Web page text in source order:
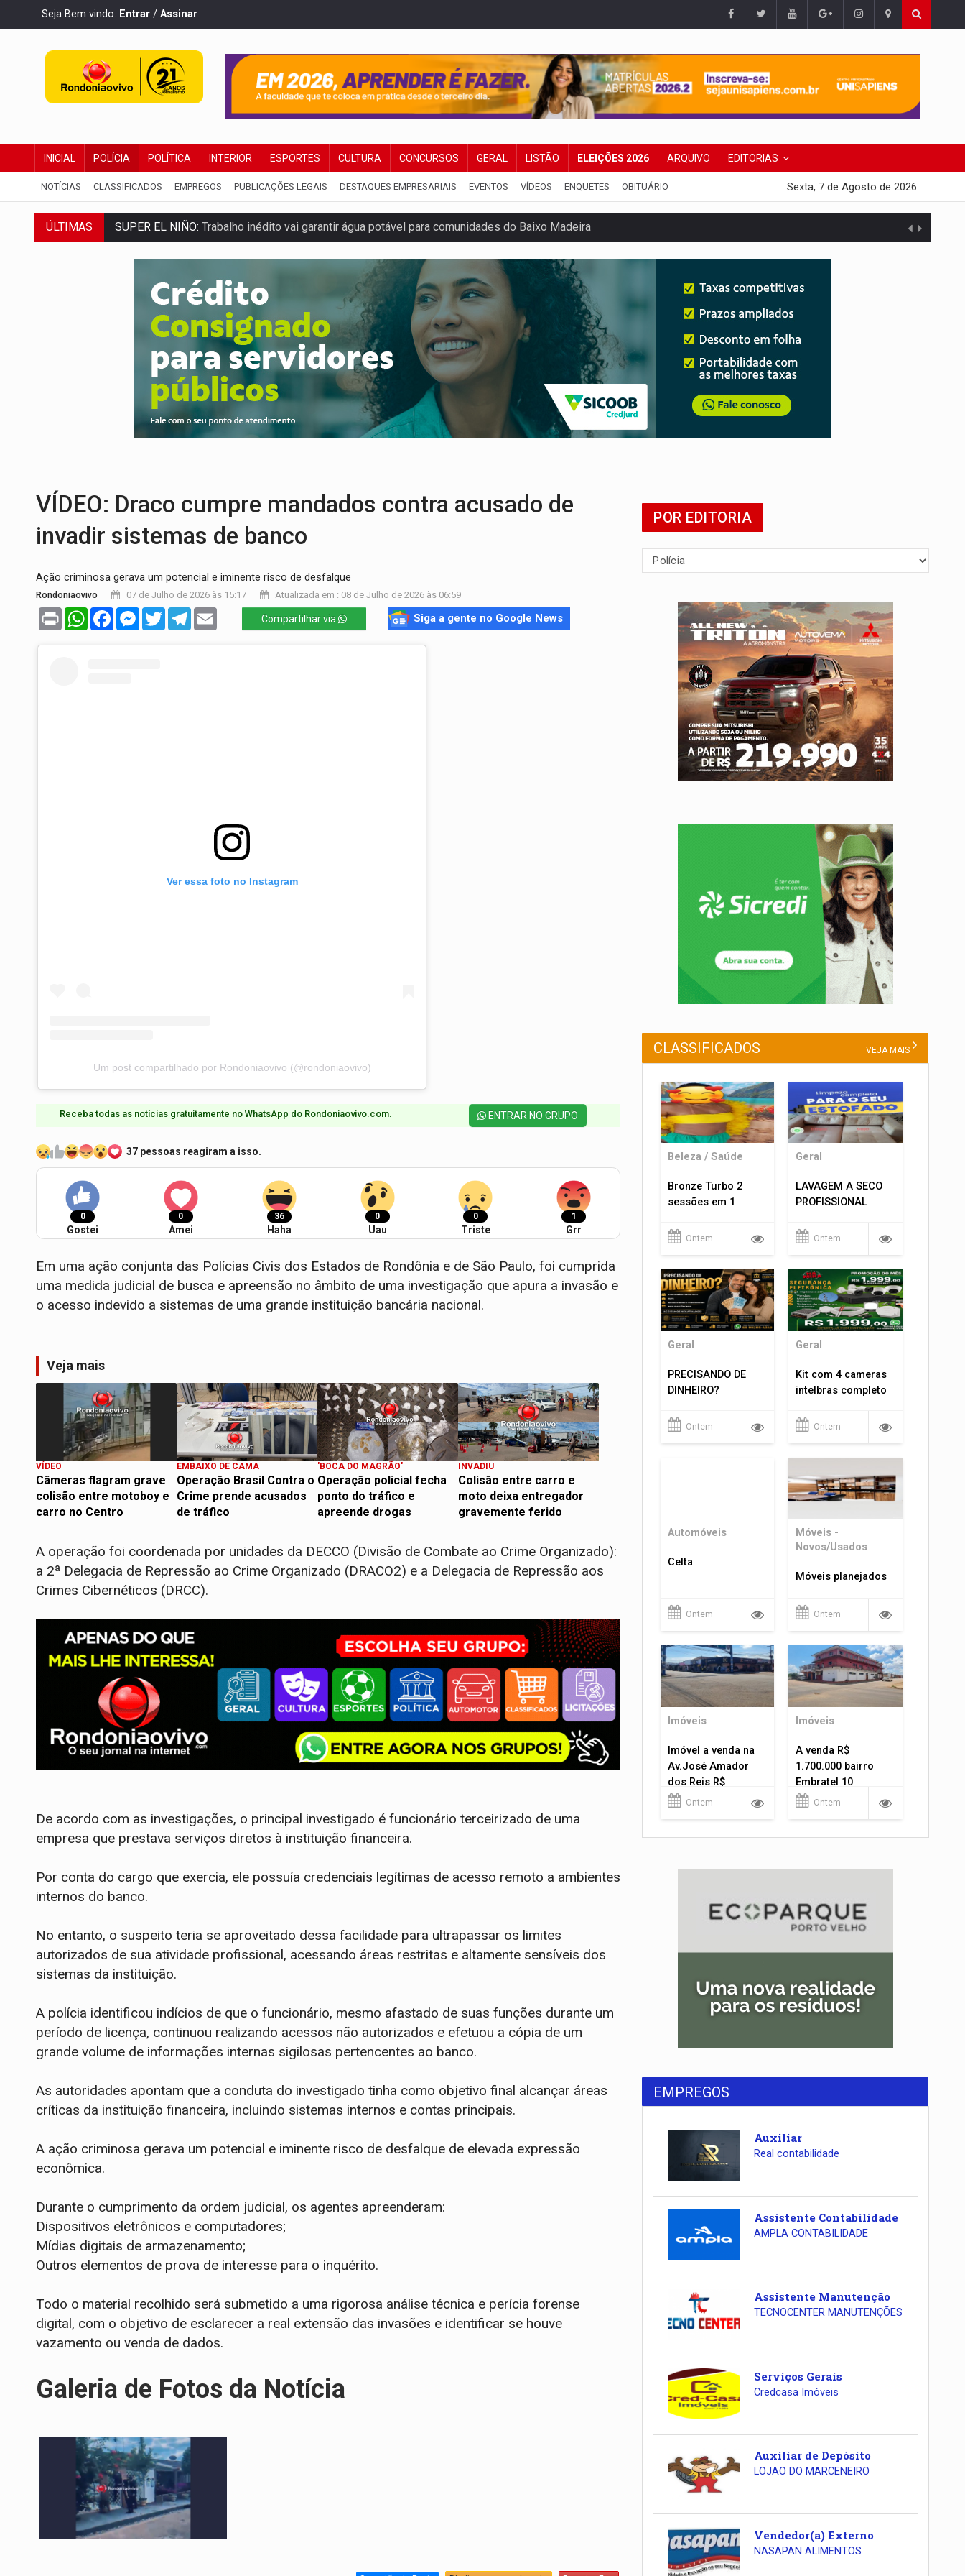
Seja Bem vindo. Entrar / Assinar
INICIAL POLÍCIA POLÍTICA INTERIOR ESPORTES CULTURA CONCURSOS GERAL LISTÃO ELEIÇÕES 2026 ARQUIVO EDITORIAS
NOTÍCIAS CLASSIFICADOS EMPREGOS PUBLICAÇÕES LEGAIS DESTAQUES EMPRESARIAIS EVENTOS VÍDEOS ENQUETES OBITUÁRIO Sexta, 7 de Agosto de 2026
ÚLTIMAS
SUPER EL NIÑO:Trabalho inédito vai garantir água potável para comunidades do Baixo Madeira
FAMÍLIA MORREU:Identificadas as cinco vítimas de acidente na BR-364, entre elas uma criança
BRASIL CONTRA O CRIME:Acusado de guardar armas de facção é preso com revólveres e espingardas
TRAGÉDIA: Sobe para cinco o número de mortos em colisão entre carreta e Fiat Uno na BR-364
TRANSPORTE DE ARROZ:MPF assegura cumprimento da legislação sobre transporte de cargas por empresa
Sancionada lei contra violência sexual infantil na internet e via IA
COLEGIADO: Brasil e Rússia discutem energia nuclear, defesa e ciência em Brasília
URGENTE:Colisão entre caminhão e carro deixa quatro mortos e um em estado grave na BR
ENCONTRO: Amazônia Negra ganha projeção nacional com participação de Marcela Bonfim
VÍDEO: Draco cumpre mandados contra acusado de
invadir sistemas de banco
Ação criminosa gerava um potencial e iminente risco de desfalque
Rondoniaovivo 07 de Julho de 2026 às 15:17 Atualizada em : 08 de Julho de 2026 às 06:59
Print WhatsAppFacebookMessenger
TwitterTelegram Compartilhar via Siga a gente no Google News
Ver essa foto no Instagram
Um post compartilhado por Rondoniaovivo (@rondoniaovivo)
Receba todas as notícias gratuitamente no WhatsApp do Rondoniaovivo.com.​ ENTRAR NO GRUPO
37 pessoas reagiram a isso.
0
Gostei
0
Amei
36
Haha
0
Uau
0
Triste
1
Grr
Em uma ação conjunta das Polícias Civis dos Estados de Rondônia e de São Paulo, foi cumprida
uma medida judicial de busca e apreensão no âmbito de uma investigação que apura a invasão e
o acesso indevido a sistemas de uma grande instituição bancária nacional.
Veja mais
VÍDEO
Câmeras flagram grave
colisão entre motoboy e
carro no Centro
EMBAIXO DE CAMA
Operação Brasil Contra o
Crime prende acusados
de tráfico
'BOCA DO MAGRÃO'
Operação policial fecha
ponto do tráfico e
apreende drogas
INVADIU
Colisão entre carro e
moto deixa entregador
gravemente ferido
​A operação foi coordenada por unidades da DECCO (Divisão de Combate ao Crime Organizado):
a 2ª Delegacia de Repressão ao Crime Organizado (DRACO2) e a Delegacia de Repressão aos
Crimes Cibernéticos (DRCC).
​De acordo com as investigações, o principal investigado é funcionário terceirizado de uma
empresa que prestava serviços diretos à instituição financeira.
Por conta do cargo que exercia, ele possuía credenciais legítimas de acesso remoto a ambientes
internos do banco.
​No entanto, o suspeito teria se aproveitado dessa facilidade para ultrapassar os limites
autorizados de sua atividade profissional, acessando áreas restritas e altamente sensíveis dos
sistemas da instituição.
​A polícia identificou indícios de que o funcionário, mesmo afastado de suas funções durante um
período de licença, continuou realizando acessos não autorizados e efetuou a cópia de um
grande volume de informações internas sigilosas pertencentes ao banco.
​As autoridades apontam que a conduta do investigado tinha como objetivo final alcançar áreas
críticas da instituição financeira, incluindo sistemas internos e contas principais.
A ação criminosa gerava um potencial e iminente risco de desfalque de elevada expressão
econômica.
​Durante o cumprimento da ordem judicial, os agentes apreenderam:
​Dispositivos eletrônicos e computadores;
​Mídias digitais de armazenamento;
​Outros elementos de prova de interesse para o inquérito.
​Todo o material recolhido será submetido a uma rigorosa análise técnica e perícia forense
digital, com o objetivo de esclarecer a real extensão das invasões e identificar se houve
vazamento ou venda de dados.
Galeria de Fotos da Notícia
POR EDITORIA
CLASSIFICADOS VEJA MAIS
Beleza / Saúde
Bronze Turbo 2
sessões em 1
Ontem
Geral
LAVAGEM A SECO
PROFISSIONAL
Ontem
Geral
PRECISANDO DE
DINHEIRO?
Ontem
Geral
Kit com 4 cameras
intelbras completo
Ontem
Automóveis
Celta
Ontem
Móveis -
Novos/Usados
Móveis planejados
Ontem
Imóveis
Imóvel a venda na
Av.José Amador
dos Reis R$
1.400.000
Ontem
Imóveis
A venda R$
1.700.000 bairro
Embratel 10
apartamentos!
Ontem
EMPREGOS
Auxiliar
Real contabilidade
Assistente Contabilidade
AMPLA CONTABILIDADE
Assistente Manutenção
TECNOCENTER MANUTENÇÕES
Serviços Gerais
Credcasa Imóveis
Auxiliar de Depósito
LOJAO DO MARCENEIRO
Vendedor(a) Externo
NASAPAN ALIMENTOS